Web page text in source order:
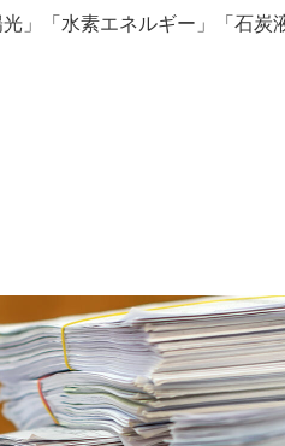
」「水素エネルギー」「石炭